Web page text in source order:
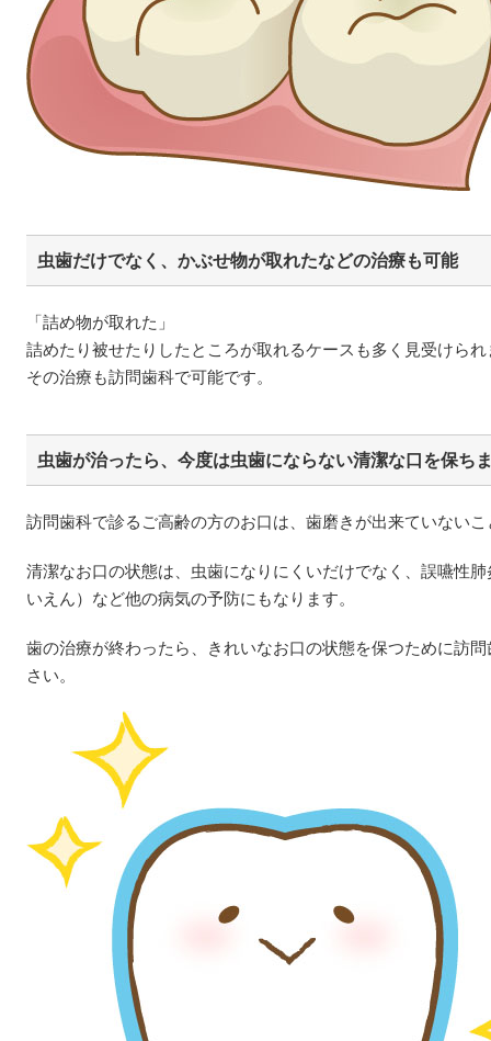
虫歯だけでなく、かぶせ物が取れたなどの治療も可能
「詰め物が取れた」
詰めたり被せたりしたところが取れるケースも多く見受けられ
その治療も訪問歯科で可能です。
虫歯が治ったら、今度は虫歯にならない清潔な口を保ち
訪問歯科で診るご高齢の方のお口は、歯磨きが出来ていない
清潔なお口の状態は、虫歯になりにくいだけでなく、誤嚥性
いえん）など他の病気の予防にもなります。
歯の治療が終わったら、きれいなお口の状態を保つために訪
さい。